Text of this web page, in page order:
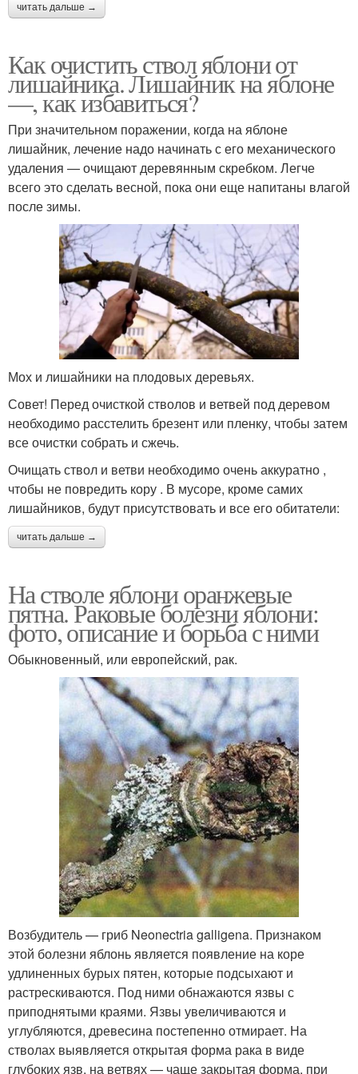
читать дальше →
Как очистить ствол яблони от
лишайника. Лишайник на яблоне
—, как избавиться?
При значительном поражении, когда на яблоне
лишайник, лечение надо начинать с его механического
удаления — очищают деревянным скребком. Легче
всего это сделать весной, пока они еще напитаны влагой
после зимы.
Мох и лишайники на плодовых деревьях.
Совет! Перед очисткой стволов и ветвей под деревом
необходимо расстелить брезент или пленку, чтобы затем
все очистки собрать и сжечь.
Очищать ствол и ветви необходимо очень аккуратно ,
чтобы не повредить кору . В мусоре, кроме самих
лишайников, будут присутствовать и все его обитатели:
читать дальше →
На стволе яблони оранжевые
пятна. Раковые болезни яблони:
фото, описание и борьба с ними
Обыкновенный, или европейский, рак.
Возбудитель — гриб Neonectria galligena. Признаком
этой болезни яблонь является появление на коре
удлиненных бурых пятен, которые подсыхают и
растрескиваются. Под ними обнажаются язвы с
приподнятыми краями. Язвы увеличиваются и
углубляются, древесина постепенно отмирает. На
стволах выявляется открытая форма рака в виде
глубоких язв, на ветвях — чаще закрытая форма, при